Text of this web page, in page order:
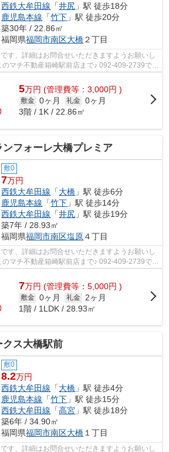
西鉄大牟田線 「井尻 」駅 徒歩18分
鹿児島本線 「竹下 」駅 徒歩20分
築30年 / 22.86㎡
福岡県福岡市南区大橋２丁目
す、詳細はお問合せいただきますようお願いし
マチ不動産箱崎駅前店まで♪ 092-409-2739で
！！！♪
5万円 (管理費等：3,000円 )
敷金 0ヶ月 礼金 0ヶ月
3階 / 1K / 22.86㎡
ンフォーレ大橋プレミア
敷0
7万円
西鉄大牟田線 「大橋 」駅 徒歩6分
鹿児島本線 「竹下 」駅 徒歩14分
西鉄大牟田線 「井尻 」駅 徒歩19分
築7年 / 28.93㎡
福岡県福岡市南区塩原４丁目
す、詳細はお問合せいただきますようお願いし
マチ不動産箱崎駅前店まで♪ 092-409-2739で
！！！♪
7万円 (管理費等：5,000円 )
敷金 0ヶ月 礼金
2ヶ月
1階 / 1LDK / 28.93㎡
クス大橋駅前
敷0
8.2万円
西鉄大牟田線 「大橋 」駅 徒歩4分
鹿児島本線 「竹下 」駅 徒歩15分
西鉄大牟田線 「高宮 」駅 徒歩18分
築6年 / 34.90㎡
福岡県福岡市南区大橋１丁目
す、詳細はお問合せいただきますようお願いし